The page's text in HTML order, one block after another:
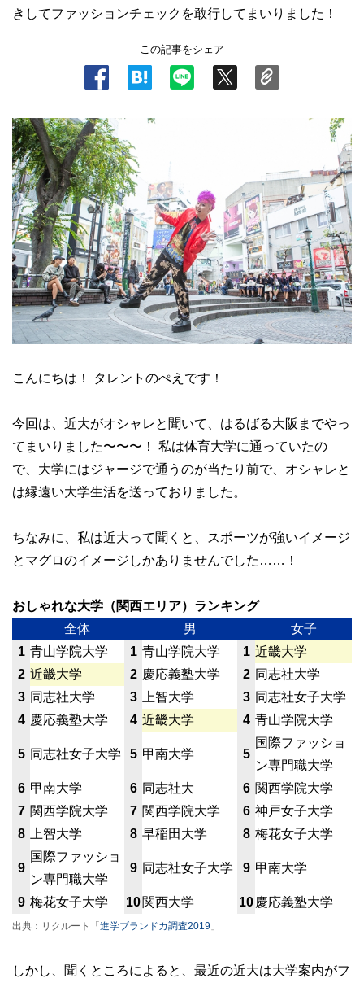
きしてファッションチェックを敢行してまいりました！
この記事をシェア
こんにちは！ タレントのぺえです！
今回は、近大がオシャレと聞いて、はるばる大阪までやっ
てまいりました〜〜〜！ 私は体育大学に通っていたの
で、大学にはジャージで通うのが当たり前で、オシャレと
は縁遠い大学生活を送っておりました。
ちなみに、私は近大って聞くと、スポーツが強いイメージ
とマグロのイメージしかありませんでした……！
おしゃれな大学（関西エリア）ランキング
全体
男
女子
1 青山学院大学 1 青山学院大学 1 近畿大学
2 近畿大学 2 慶応義塾大学 2 同志社大学
3 同志社大学 3 上智大学 3 同志社女子大学
4 慶応義塾大学 4 近畿大学 4 青山学院大学
5 同志社女子大学 5 甲南大学 5
国際ファッショ
ン専門職大学
6 甲南大学 6 同志社大 6 関西学院大学
7 関西学院大学 7 関西学院大学 6 神戸女子大学
8
上智大学 8 早稲田大学 8 梅花女子大学
9
国際ファッショ
ン専門職大学
9 同志社女子大学 9 甲南大学
9 梅花女子大学 10関西大学 10 慶応義塾大学
出典：リクルート「 進学ブランドカ調査2019 」
しかし、聞くところによると、最近の近大は大学案内がフ